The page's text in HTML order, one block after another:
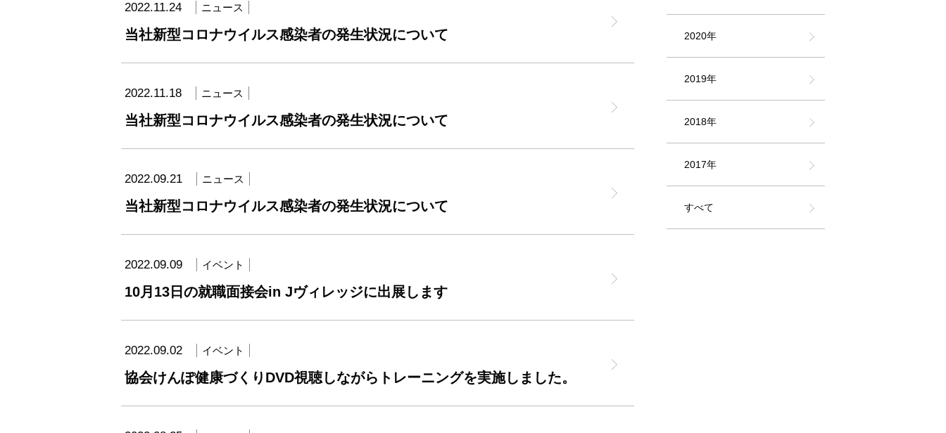
2022.11.24 ニュース
当社新型コロナウイルス感染者の発生状況について
2022.11.18 ニュース
当社新型コロナウイルス感染者の発生状況について
2022.09.21 ニュース
当社新型コロナウイルス感染者の発生状況について
2022.09.09 イベント
10月13日の就職面接会in Jヴィレッジに出展します
2022.09.02 イベント
協会けんぽ健康づくりDVD視聴しながらトレーニングを実施しました。
2020年
2019年
2018年
2017年
すべて